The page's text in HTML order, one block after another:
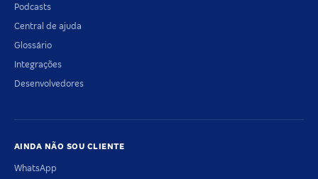
Podcasts
Central de ajuda
Glossário
Integrações
Desenvolvedores
AINDA NÃO SOU CLIENTE
WhatsApp